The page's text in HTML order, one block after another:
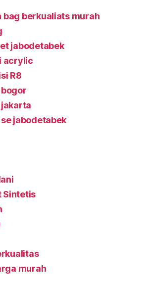
bag berkualiats murah
jabodetabek
acrylic
R8
jabodetabek
Sintetis
murah